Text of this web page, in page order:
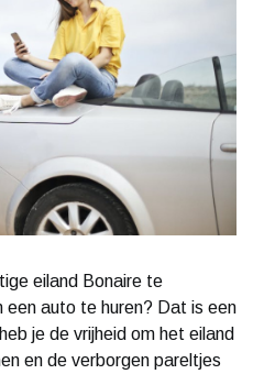
eiland Bonaire te
een auto te huren? Dat is een
je de vrijheid om het eiland
en de verborgen pareltjes